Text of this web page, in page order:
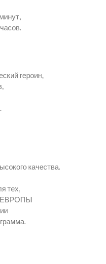
героин,
качества.
тех,
ЕВРОПЫ